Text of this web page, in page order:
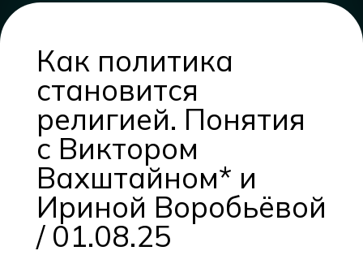
Как политика
становится
религией. Понятия
с Виктором
Вахштайном* и
Ириной Воробьёвой
/ 01.08.25